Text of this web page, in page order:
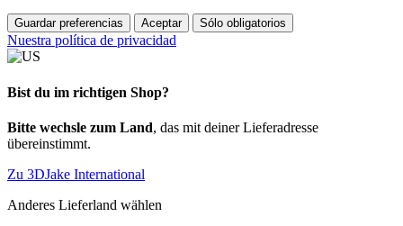
Guardar preferencias Aceptar Sólo obligatorios
Nuestra política de privacidad
Bist du im richtigen Shop?
Bitte wechsle zum Land, das mit deiner Lieferadresse
übereinstimmt.
Zu 3DJake International
Anderes Lieferland wählen